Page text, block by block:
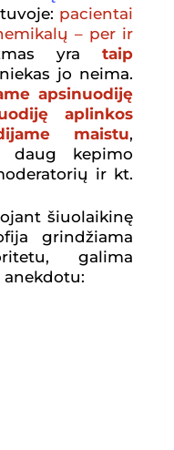
pacientai
ų – per ir
yrataip
jo neima.
apsinuodiję
aplinkos
maistu,
kepimo
ir kt.
šiuolaikinę
grindžiama
galima